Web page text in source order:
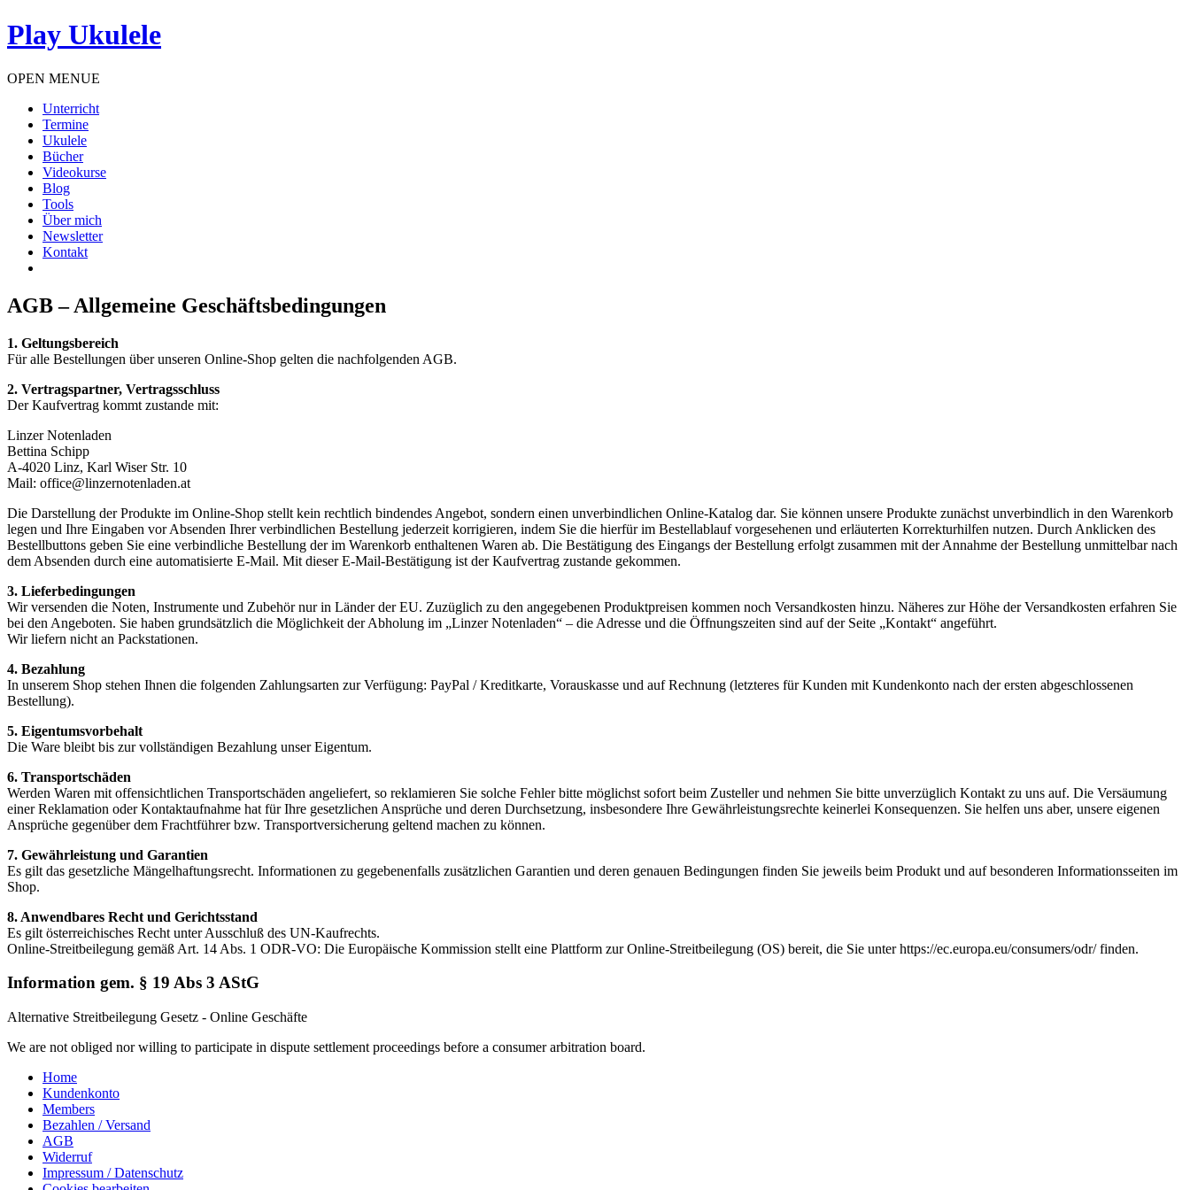
Play Ukulele
OPEN MENUE
Unterricht
Termine
Ukulele
Bücher
Videokurse
Blog
Tools
Über mich
Newsletter
Kontakt
AGB – Allgemeine Geschäftsbedingungen
1. Geltungsbereich
Für alle Bestellungen über unseren Online-Shop gelten die nachfolgenden AGB.
2. Vertragspartner, Vertragsschluss
Der Kaufvertrag kommt zustande mit:
Linzer Notenladen
Bettina Schipp
A-4020 Linz, Karl Wiser Str. 10
Mail: office@linzernotenladen.at
Die Darstellung der Produkte im Online-Shop stellt kein rechtlich bindendes Angebot, sondern einen unverbindlichen Online-Katalog dar. Sie können unsere Produkte zunächst unverbindlich in den Warenkorb
legen und Ihre Eingaben vor Absenden Ihrer verbindlichen Bestellung jederzeit korrigieren, indem Sie die hierfür im Bestellablauf vorgesehenen und erläuterten Korrekturhilfen nutzen. Durch Anklicken des
Bestellbuttons geben Sie eine verbindliche Bestellung der im Warenkorb enthaltenen Waren ab. Die Bestätigung des Eingangs der Bestellung erfolgt zusammen mit der Annahme der Bestellung unmittelbar nach
dem Absenden durch eine automatisierte E-Mail. Mit dieser E-Mail-Bestätigung ist der Kaufvertrag zustande gekommen.
3. Lieferbedingungen
Wir versenden die Noten, Instrumente und Zubehör nur in Länder der EU. Zuzüglich zu den angegebenen Produktpreisen kommen noch Versandkosten hinzu. Näheres zur Höhe der Versandkosten erfahren Sie
bei den Angeboten. Sie haben grundsätzlich die Möglichkeit der Abholung im „Linzer Notenladen“ – die Adresse und die Öffnungszeiten sind auf der Seite „Kontakt“ angeführt.
Wir liefern nicht an Packstationen.
4. Bezahlung
In unserem Shop stehen Ihnen die folgenden Zahlungsarten zur Verfügung: PayPal / Kreditkarte, Vorauskasse und auf Rechnung (letzteres für Kunden mit Kundenkonto nach der ersten abgeschlossenen
Bestellung).
5. Eigentumsvorbehalt
Die Ware bleibt bis zur vollständigen Bezahlung unser Eigentum.
6. Transportschäden
Werden Waren mit offensichtlichen Transportschäden angeliefert, so reklamieren Sie solche Fehler bitte möglichst sofort beim Zusteller und nehmen Sie bitte unverzüglich Kontakt zu uns auf. Die Versäumung
einer Reklamation oder Kontaktaufnahme hat für Ihre gesetzlichen Ansprüche und deren Durchsetzung, insbesondere Ihre Gewährleistungsrechte keinerlei Konsequenzen. Sie helfen uns aber, unsere eigenen
Ansprüche gegenüber dem Frachtführer bzw. Transportversicherung geltend machen zu können.
7. Gewährleistung und Garantien
Es gilt das gesetzliche Mängelhaftungsrecht. Informationen zu gegebenenfalls zusätzlichen Garantien und deren genauen Bedingungen finden Sie jeweils beim Produkt und auf besonderen Informationsseiten im
Shop.
8. Anwendbares Recht und Gerichtsstand
Es gilt österreichisches Recht unter Ausschluß des UN-Kaufrechts.
Online-Streitbeilegung gemäß Art. 14 Abs. 1 ODR-VO: Die Europäische Kommission stellt eine Plattform zur Online-Streitbeilegung (OS) bereit, die Sie unter https://ec.europa.eu/consumers/odr/ finden.
Information gem. § 19 Abs 3 AStG
Alternative Streitbeilegung Gesetz - Online Geschäfte
We are not obliged nor willing to participate in dispute settlement proceedings before a consumer arbitration board.
Home
Kundenkonto
Members
Bezahlen / Versand
AGB
Widerruf
Impressum / Datenschutz